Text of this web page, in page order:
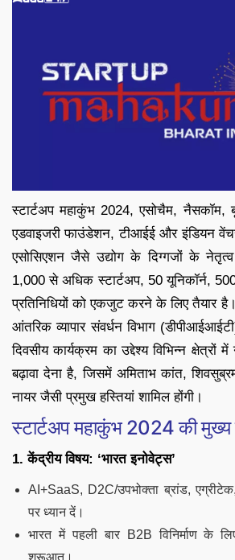
स्टार्टअप महाकुंभ 2024, एसोचैम, नैसकॉम,
एडवाइजरी फाउंडेशन, टीआईई और इंडियन
एसोसिएशन जैसे उद्योग के दिग्गजों के
1,000 से अधिक स्टार्टअप, 50 यूनिकॉर्न,
प्रतिनिधियों को एकजुट करने के लिए तैयार
आंतरिक व्यापार संवर्धन विभाग
दिवसीय कार्यक्रम का उद्देश्य विभिन्न क्षेत्रों
बढ़ावा देना है, जिसमें अमिताभ कांत,
नायर जैसी प्रमुख हस्तियां शामिल होंगी।
स्टार्टअप महाकुंभ 2024 की
1. केंद्रीय विषय: ‘भारत इनोवेट्स’
AI+SaaS, D2C/उपभोक्ता ब्रांड,
पर ध्यान दें।
भारत में पहली बार B2B विनिर्माण के